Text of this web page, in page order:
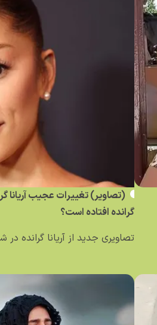
(تصاویر) تغییرات عجیب آریانا
گرانده افتاده است؟
تصاویری جدید از آریانا گرانده